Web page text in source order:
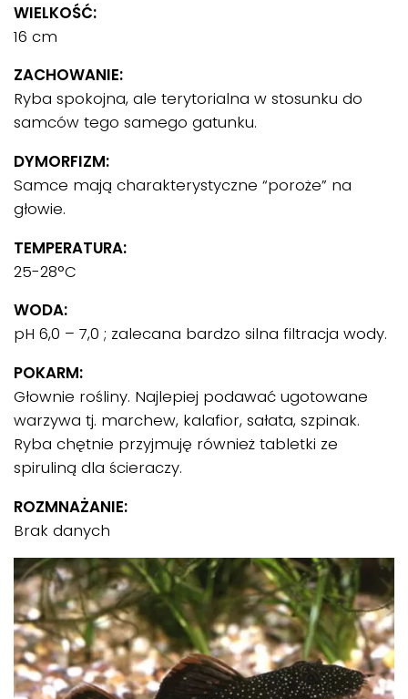
WIELKOŚĆ:
16 cm
ZACHOWANIE:
Ryba spokojna, ale terytorialna w stosunku do
samców tego samego gatunku.
DYMORFIZM:
Samce mają charakterystyczne “poroże” na
głowie.
TEMPERATURA:
25-28°C
WODA:
pH 6,0 – 7,0 ; zalecana bardzo silna filtracja wody.
POKARM:
Głownie rośliny. Najlepiej podawać ugotowane
warzywa tj. marchew, kalafior, sałata, szpinak.
Ryba chętnie przyjmuję również tabletki ze
spiruliną dla ścieraczy.
ROZMNAŻANIE:
Brak danych